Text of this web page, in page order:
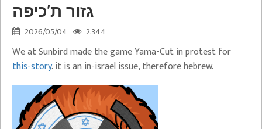
גזור ת’כיפה
2026/05/04 2,344
We at Sunbird made the game Yama-Cut in protest for
this-story. it is an in-israel issue, therefore hebrew.